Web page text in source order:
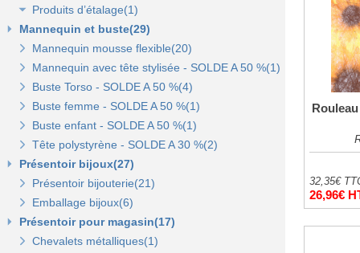
Liens manuels anti-vol et biodégradables(5)
Pinces crevettes(2)
Etiquettes à trou(0)
Etiquettes de prix autocollantes(11)
Etiquettes cadeaux autocollantes(11)
Etiquettes soldes et promo autocollantes(12)
Etiquettes soldes, remises et promo(9)
Etiquettes pour commerce et cartes cadeaux(15)
Porte-prix(14)
Porte-étiquette à pince et à clipser(7)
Étiqueteuses et rouleaux encreurs(2)
Agrafeuse et agrafes(1)
Cartes cadeaux(2)
Scotch, stylo, post-it(11)
Produits d’étalage(1)
Epingles(1)
Fil nylon(0)
Mannequin et buste(29)
Mannequin mousse flexible(20)
Mannequin avec tête stylisée - SOLDE A 50 %(1)
Buste Torso - SOLDE A 50 %(4)
Buste femme - SOLDE A 50 %(1)
Buste enfant - SOLDE A 50 %(1)
Tête polystyrène - SOLDE A 30 %(2)
Présentoir bijoux(27)
Présentoir bijouterie(21)
Emballage bijoux(6)
Présentoir pour magasin(17)
Chevalets métalliques(1)
32,35€
26,96€